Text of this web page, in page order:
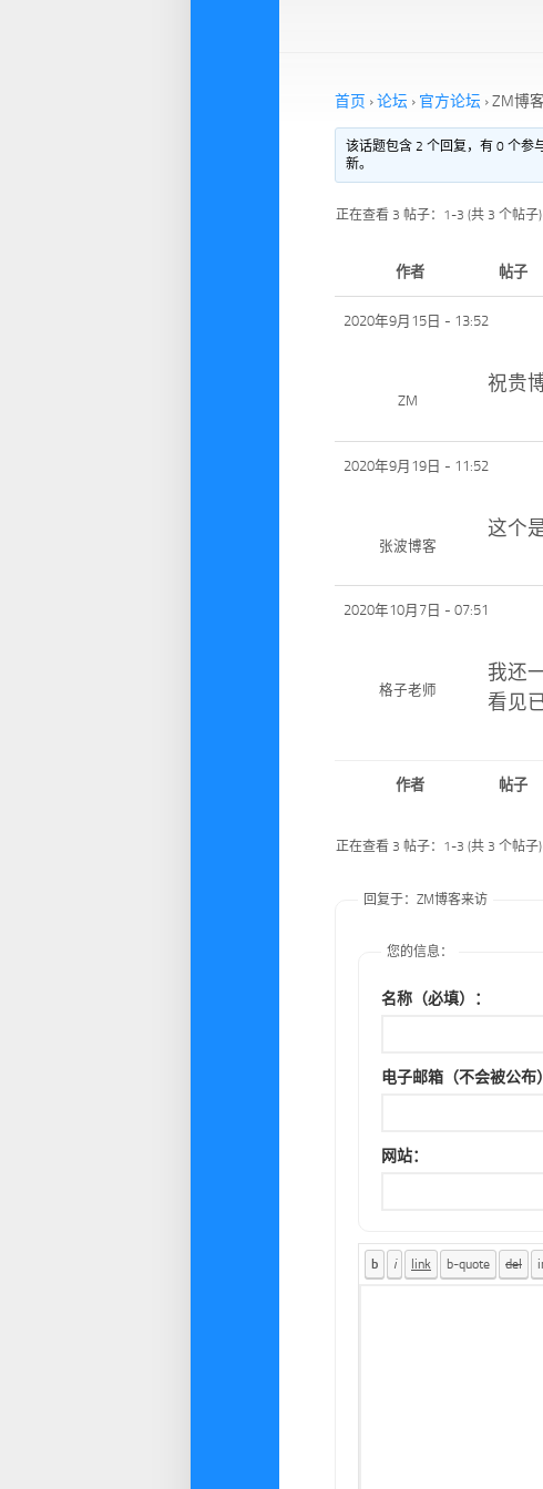
首页 ›论坛 › 官方论坛 ›ZM博
该话题包含 2 个回复，有 0 个参
新。
正在查看 3 帖子：1-3 (共 3 个帖子)
作者 帖子
2020年9月15日 - 13:52
ZM
祝贵
2020年9月19日 - 11:52
张波博客
这个
2020年10月7日 - 07:51
格子老师
我还
看见
作者 帖子
正在查看 3 帖子：1-3 (共 3 个帖子)
回复于：ZM博客来访
您的信息：
名称（必填）：
电子邮箱（不会被公布
网站：